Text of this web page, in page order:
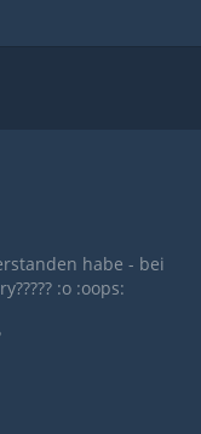
habe - bei
:o :oops: